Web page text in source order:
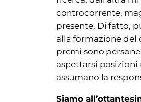
controcorrente,
presente. Di fatto,
alla formazione del
premi sono
aspettarsi posizioni
assumano la
Siamo